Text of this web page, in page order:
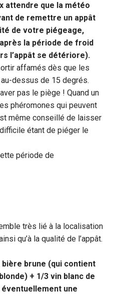
attendre que la météo
de remettre un appât
de votre piégeage,
la période de froid
l’appât se détériore).
affamés dès que les
dessus de 15 degrés.
pas le piège ! Quand un
phéromones qui peuvent
même conseillé de laisser
étant de piéger le
période de
très lié à la localisation
qu’à la qualité de l’appât.
brune (qui contient
+ 1/3 vin blanc de
une